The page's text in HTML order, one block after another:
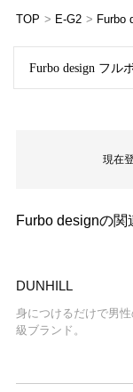
TOP E-G2 Furbo
Furbo design フル
現在
Furbo designの関
DUNHILL
身につけるだけで男
級ブランド。